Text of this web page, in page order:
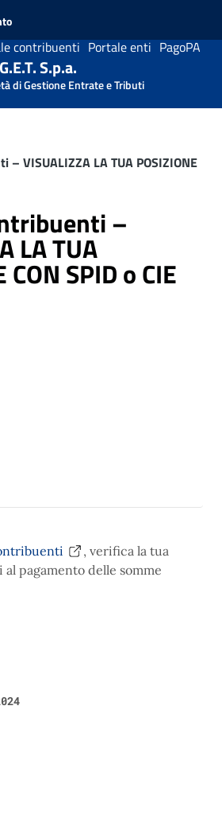
contribuenti Portale enti PagoPA
S.p.a.
di Gestione Entrate e Tributi
VISUALIZZA LA TUA POSIZIONE
–
LA TUA
CON SPID o CIE
, verifica la tua
pagamento delle somme